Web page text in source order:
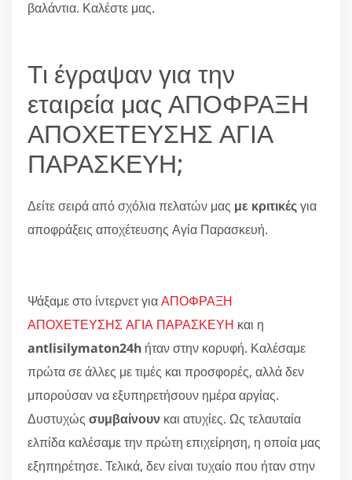
βαλάντια. Καλέστε μας.
Τι έγραψαν για την
εταιρεία μας ΑΠΟΦΡΑΞΗ
ΑΠΟΧΕΤΕΥΣΗΣ ΑΓΙΑ
ΠΑΡΑΣΚΕΥΗ;
Δείτε σειρά από σχόλια πελατών μας με κριτικέςγια
αποφράξεις αποχέτευσης Αγία Παρασκευή.
Ψάξαμε στο ίντερνετ γιαΑΠΟΦΡΑΞΗ
ΑΠΟΧΕΤΕΥΣΗΣ ΑΓΙΑ ΠΑΡΑΣΚΕΥΗ και η
antlisilymaton24h ήταν στην κορυφή. Καλέσαμε
πρώτα σε άλλες με τιμές και προσφορές, αλλά δεν
μπορούσαν να εξυπηρετήσουν ημέρα αργίας.
Δυστυχώς συμβαίνουν και ατυχίες. Ως τελαυταία
ελπίδα καλέσαμε την πρώτη επιχείρηση, η οποία μας
εξηπηρέτησε. Τελικά, δεν είναι τυχαίο που ήταν στην